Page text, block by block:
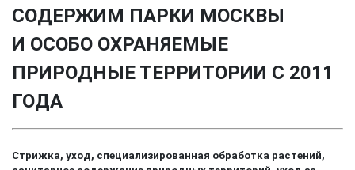
СОДЕРЖИМ ПАРКИ МОСКВЫ
И ОСОБО ОХРАНЯЕМЫЕ
ПРИРОДНЫЕ ТЕРРИТОРИИ С 2011
ГОДА
Стрижка, уход, специализированная обработка растений,